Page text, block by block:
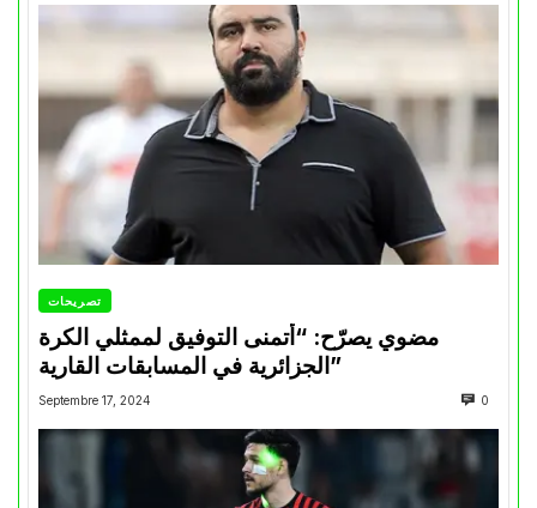
تصريحات
مضوي يصرّح: “أتمنى التوفيق لممثلي الكرة
الجزائرية في المسابقات القارية”
Septembre 17, 2024 0